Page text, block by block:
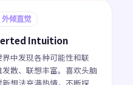
倾直觉
Intuition
中发现各种可能性和联
发散、联想丰富。喜欢头脑